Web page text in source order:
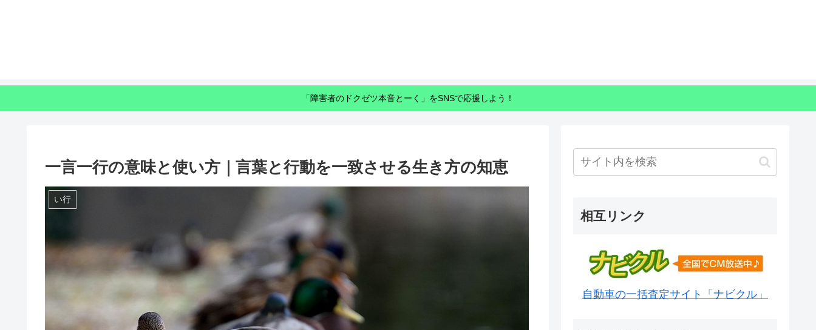
「障害者のドクゼツ本音とーく」をSNSで応援しよう！
一言一行の意味と使い方｜言葉と行動を一致させる生き方の知恵
い行
相互リンク
自動車の一括査定サイト「ナビクル」